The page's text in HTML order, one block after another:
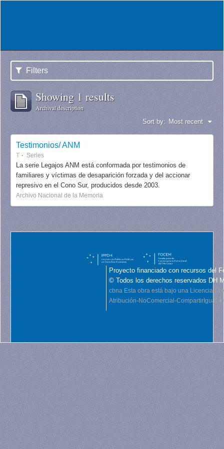
Filters
Showing 1 results
Archival description
Sort by: Most recent
Testimonios/ ANM
T Series
La serie Legajos ANM está conformada por testimonios de
familiares y víctimas de desaparición forzada y del accionar
represivo en el Cono Sur, producidos desde 2003.
Archivo Nacional de la Memoria
Proyecto financiado con recursos del
© Todos los derechos reservados DH
cbna Esta obra está bajo una Licencia
Atribución-NoComercial-CompartirIgual